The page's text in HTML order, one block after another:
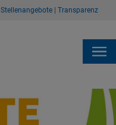
Stellenangebote Transparenz